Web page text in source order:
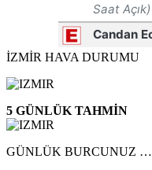
İZMİR HAVA DURUMU
5 GÜNLÜK TAHMİN
GÜNLÜK BURCUNUZ …